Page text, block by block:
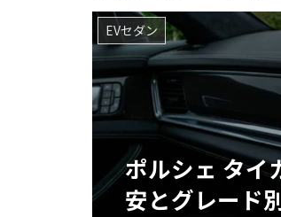
ポルシェ タイ
安とグレード
EVセダン